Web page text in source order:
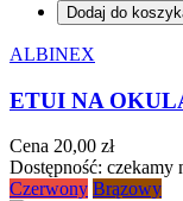
Dodaj do
ALBINEX
ETUI NA
Cena 20,00 zł
Dostępność: czekamy
Czerwony Brązowy